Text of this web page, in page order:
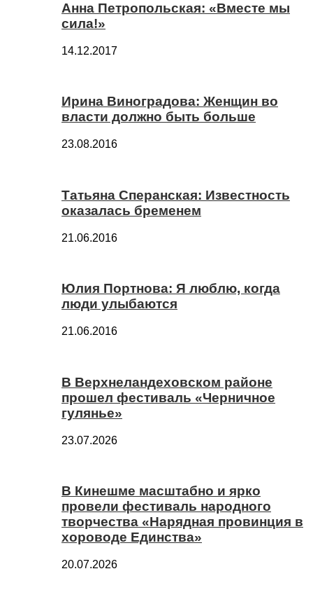
Анна Петропольская: «Вместе мы
сила!»
14.12.2017
Ирина Виноградова: Женщин во
власти должно быть больше
23.08.2016
Татьяна Сперанская: Известность
оказалась бременем
21.06.2016
Юлия Портнова: Я люблю, когда
люди улыбаются
21.06.2016
В Верхнеландеховском районе
прошел фестиваль «Черничное
гулянье»
23.07.2026
В Кинешме масштабно и ярко
провели фестиваль народного
творчества «Нарядная провинция в
хороводе Единства»
20.07.2026